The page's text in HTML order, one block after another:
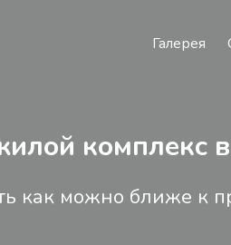
Галерея
комплекс в
как можно ближе к